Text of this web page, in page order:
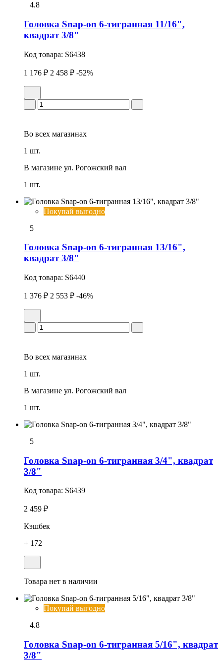
4.8
Головка Snap-on 6-тигранная 11/16",
квадрат 3/8"
Код товара: S6438
1 176 ₽ 2 458 ₽ -52%
Во всех магазинах
1 шт.
В магазине ул. Рогожский вал
1 шт.
Покупай выгодно
5
Головка Snap-on 6-тигранная 13/16",
квадрат 3/8"
Код товара: S6440
1 376 ₽ 2 553 ₽ -46%
Во всех магазинах
1 шт.
В магазине ул. Рогожский вал
1 шт.
5
Головка Snap-on 6-тигранная 3/4", квадрат
3/8"
Код товара: S6439
2 459 ₽
Кэшбек
+ 172
Товара нет в наличии
Покупай выгодно
4.8
Головка Snap-on 6-тигранная 5/16", квадрат
3/8"